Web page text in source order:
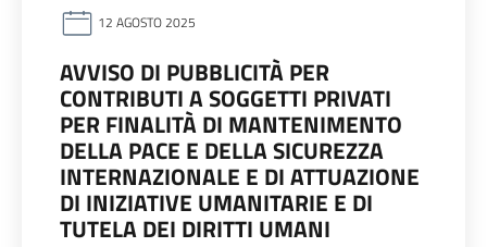
12 AGOSTO 2025
AVVISO DI PUBBLICITÀ PER
CONTRIBUTI A SOGGETTI PRIVATI
PER FINALITÀ DI MANTENIMENTO
DELLA PACE E DELLA SICUREZZA
INTERNAZIONALE E DI ATTUAZIONE
DI INIZIATIVE UMANITARIE E DI
TUTELA DEI DIRITTI UMANI